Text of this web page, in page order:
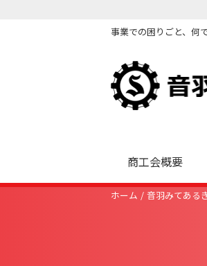
事業での困りごと、何
商工会概要
ホーム 音羽みてある